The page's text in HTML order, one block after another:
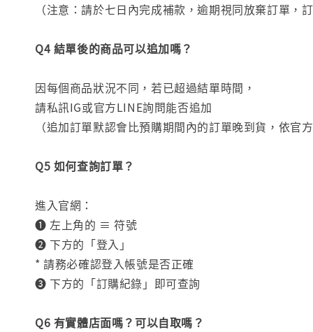
（注意：請於七日內完成補款，逾期視同放棄訂單，訂
Q4 結單後的商品可以追加嗎？
因每個商品狀況不同，若已超過結單時間，
請私訊IG或官方LINE詢問能否追加
（追加訂單默認會比預購期間內的訂單晚到貨，依官
Q5 如何查詢訂單？
進入官網：
❶ 左上角的 ≡ 符號
❷ 下方的「登入」
* 請務必確認登入帳號是否正確
❸ 下方的「訂購紀錄」即可查詢
Q6 有實體店面嗎？可以自取嗎？